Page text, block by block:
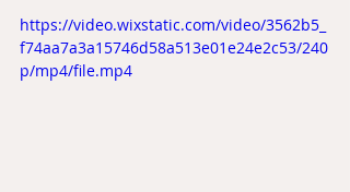
https://video.wixstatic.com/video/3562b5_
f74aa7a3a15746d58a513e01e24e2c53/240
p/mp4/file.mp4